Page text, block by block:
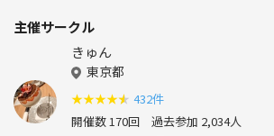
主催サークル
きゅん
東京都
★★★★★ 432件
開催数 170回 過去参加 2,034人